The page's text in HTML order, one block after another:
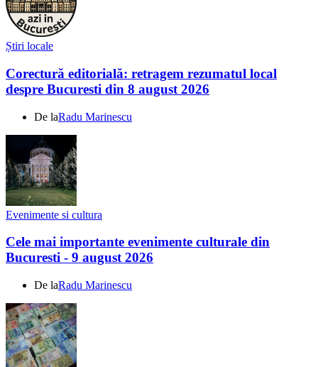
Știri locale
Corectură editorială: retragem rezumatul local
despre Bucuresti din 8 august 2026
De laRadu Marinescu
Evenimente si cultura
Cele mai importante evenimente culturale din
Bucuresti - 9 august 2026
De laRadu Marinescu